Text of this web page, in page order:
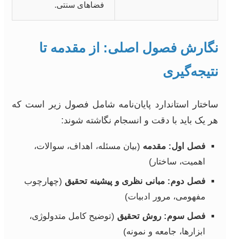
فضاهای سنتی.
نگارش فصول اصلی: از مقدمه تا
نتیجه‌گیری
ساختار استاندارد پایان‌نامه شامل فصول زیر است که
هر یک باید با دقت و انسجام نگاشته شوند:
فصل اول: مقدمه (بیان مسئله، اهداف، سوالات،
اهمیت، ساختار)
فصل دوم: مبانی نظری و پیشینه تحقیق (چهارچوب
مفهومی، مرور ادبیات)
فصل سوم: روش تحقیق (توضیح کامل متدولوژی،
ابزارها، جامعه و نمونه)